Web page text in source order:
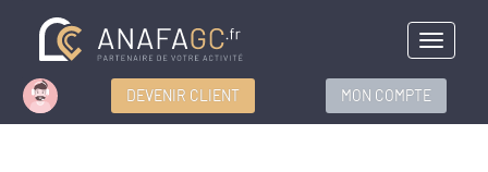
Menu
DEVENIR CLIENT MON COMPTE